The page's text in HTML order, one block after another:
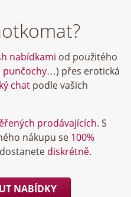
nabídkami od použitého
punčochy…) přes erotická
chat podle vašich
prodávajících. S
nákupu se 100%
diskrétně.
NABÍDKY